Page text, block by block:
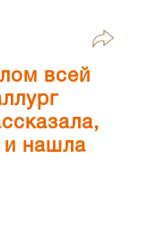
всей
и нашла